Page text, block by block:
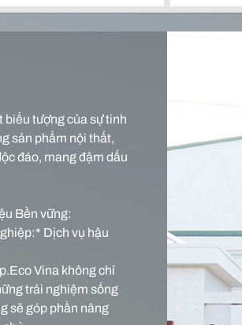
biểu tượng của sự tinh
sản phẩm nội thất,
đáo, mang đậm dấu
Bền vững:
Dịch vụ hậu
Vina không chỉ
trải nghiệm sống
sẽ góp phần nâng